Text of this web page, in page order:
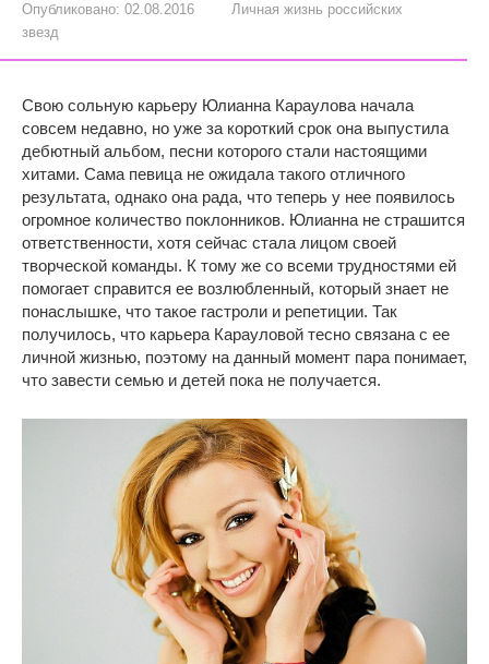
Опубликовано: 02.08.2016
Личная жизнь российских
звезд
Свою сольную карьеру Юлианна Караулова начала
совсем недавно, но уже за короткий срок она выпустила
дебютный альбом, песни которого стали настоящими
хитами. Сама певица не ожидала такого отличного
результата, однако она рада, что теперь у нее появилось
огромное количество поклонников. Юлианна не страшится
ответственности, хотя сейчас стала лицом своей
творческой команды. К тому же со всеми трудностями ей
помогает справится ее возлюбленный, который знает не
понаслышке, что такое гастроли и репетиции. Так
получилось, что карьера Карауловой тесно связана с ее
личной жизнью, поэтому на данный момент пара понимает,
что завести семью и детей пока не получается.